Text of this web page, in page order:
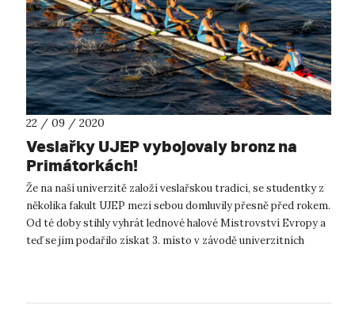
22 / 09 / 2020
Veslařky UJEP vybojovaly bronz na
Primátorkách!
Že na naší univerzitě založí veslařskou tradici, se studentky z
několika fakult UJEP mezi sebou domluvily přesně před rokem.
Od té doby stihly vyhrát lednové halové Mistrovství Evropy a
teď se jim podařilo získat 3. místo v závodě univerzitních